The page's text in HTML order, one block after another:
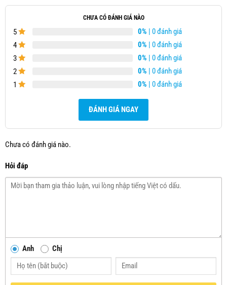
CHƯA CÓ ĐÁNH GIÁ NÀO
5 0% | 0 đánh giá
4
0% | 0 đánh giá
3
0% | 0 đánh giá
2
0% | 0 đánh giá
1
0% | 0 đánh giá
ĐÁNH GIÁ NGAY
Chưa có đánh giá nào.
Hỏi đáp
Anh Chị